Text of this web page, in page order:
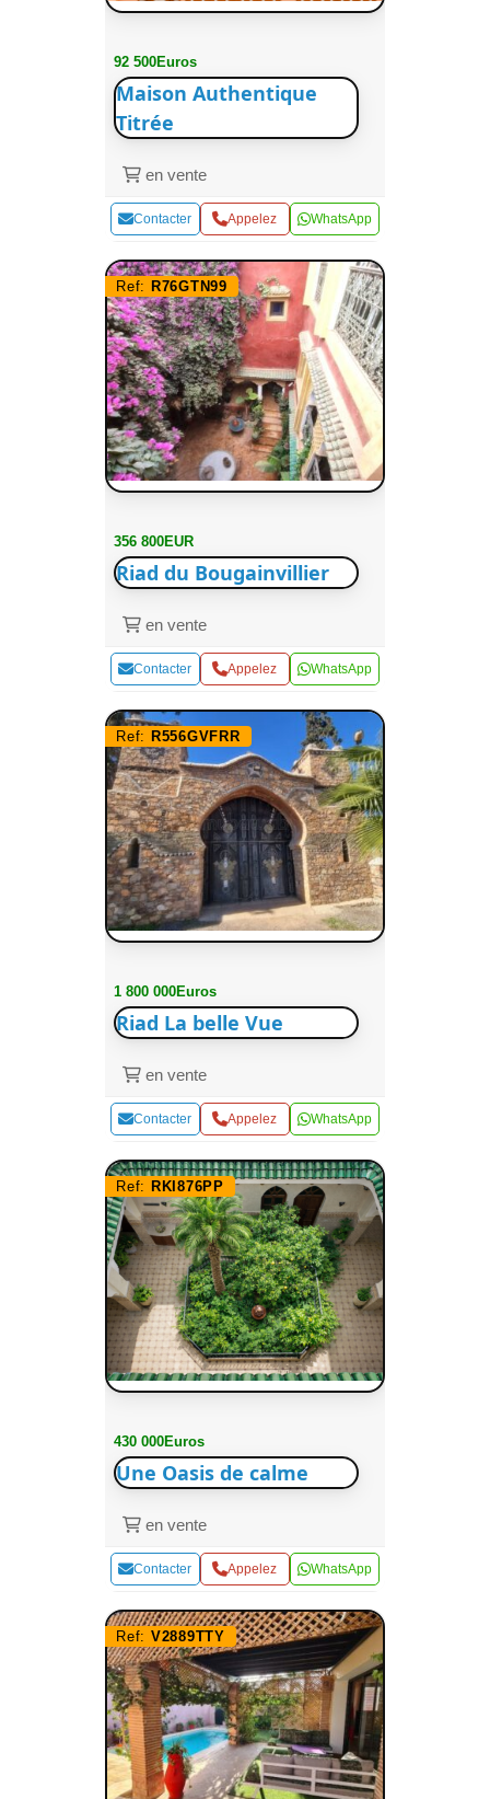
92 500Euros
Maison Authentique
Titrée
en vente
Contacter Appelez WhatsApp
Ref: R76GTN99
356 800EUR
Riad du Bougainvillier
en vente
Contacter Appelez WhatsApp
Ref: R556GVFRR
1 800 000Euros
Riad La belle Vue
en vente
Contacter Appelez WhatsApp
Ref: RKI876PP
430 000Euros
Une Oasis de calme
en vente
Contacter Appelez WhatsApp
Ref: V2889TTY